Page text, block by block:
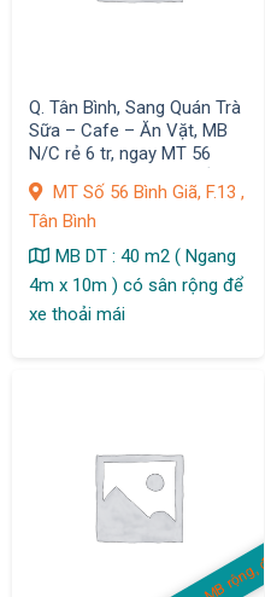
Q. Tân Bình, Sang Quán Trà
Sữa – Cafe – Ăn Vặt, MB
N/C rẻ 6 tr, ngay MT 56
uấtMT Số 56 Bình Giã, F.13 ,
Tân Bình
MB DT : 40 m2 ( Ngang
4m x 10m ) có sân rộng để
xe thoải mái